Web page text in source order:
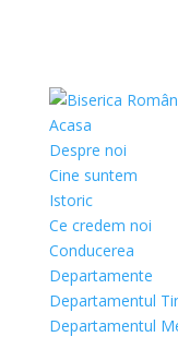
Acasa
Despre noi
Cine suntem
Istoric
Ce credem noi
Conducerea
Departamente
Departamentul
Departamentul